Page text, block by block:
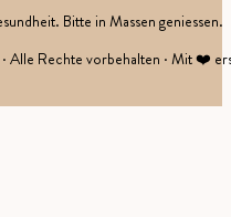
Bitte in Massen geniessen.
Alle Rechte vorbehalten · Mit ❤️